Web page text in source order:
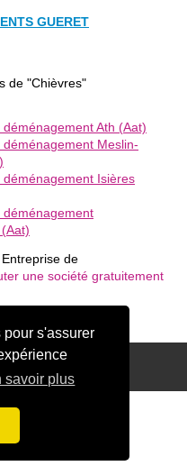
s'assurer
savoir plus
GUERET
de "Chièvres"
Ath (Aat)
déménagement Meslin-
déménagement Isières
déménagement
de
une société gratuitement